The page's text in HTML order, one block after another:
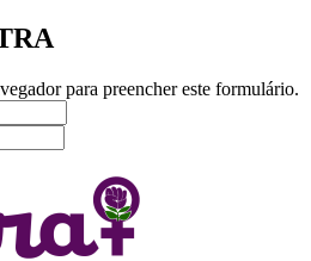
para preencher este formulário.